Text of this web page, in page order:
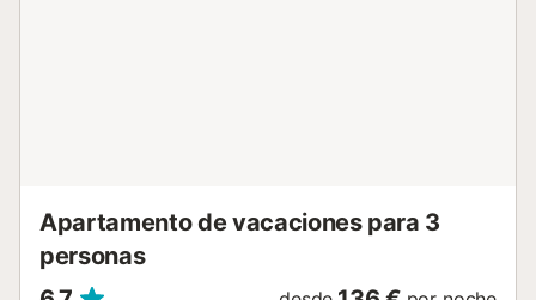
Apartamento de vacaciones para 3
personas